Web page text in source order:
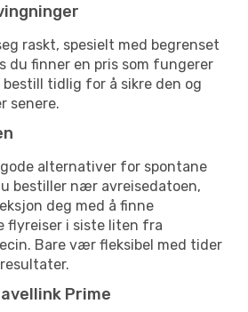
raskt, spesielt med begrenset
du finner en pris som fungerer
tidlig for å sikre den og
senere.
alternativer for spontane
bestiller nær avreisedatoen,
deg med å finne
flyreiser i siste liten fra
Bare vær fleksibel med tider
Prime